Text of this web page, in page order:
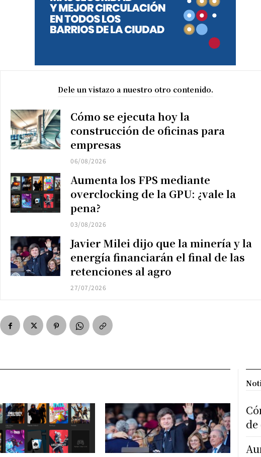
Dele un vistazo a nuestro otro contenido.
Cómo se ejecuta hoy la
construcción de oficinas para
empresas
06/08/2026
Aumenta los FPS mediante
overclocking de la GPU: ¿vale la
pena?
03/08/2026
Javier Milei dijo que la minería y la
energía financiarán el final de las
retenciones al agro
27/07/2026